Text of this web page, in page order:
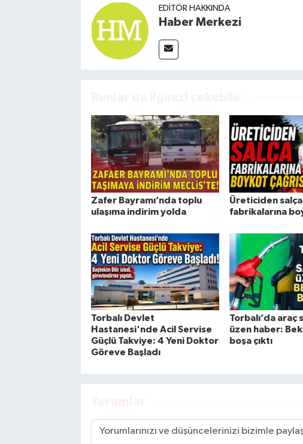
EDITÖR HAKKINDA
Haber Merkezi
Zafer Bayramı’nda toplu
ulaşıma indirim yolda
Üreticiden salça
fabrikalarına
Torbalı Devlet
Hastanesi'nde Acil Servise
Güçlü Takviye: 4 Yeni Doktor
Göreve Başladı
Torbalı’da araç
üzen haber:
boşa çıktı